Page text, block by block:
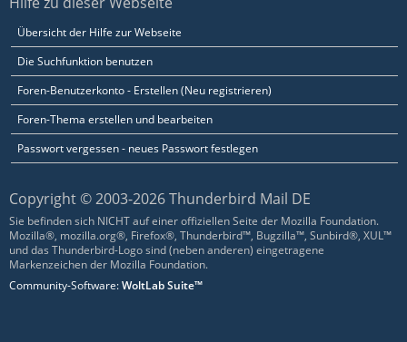
Übersicht der Hilfe zur Webseite
Die Suchfunktion benutzen
Foren-Benutzerkonto - Erstellen (Neu registrieren)
Foren-Thema erstellen und bearbeiten
Passwort vergessen - neues Passwort festlegen
Copyright © 2003-2026 Thunderbird Mail DE
Sie befinden sich NICHT auf einer offiziellen Seite der Mozilla Foundation.
Mozilla®, mozilla.org®, Firefox®, Thunderbird™, Bugzilla™, Sunbird®, XUL™
und das Thunderbird-Logo sind (neben anderen) eingetragene
Markenzeichen der Mozilla Foundation.
Community-Software:WoltLab Suite™